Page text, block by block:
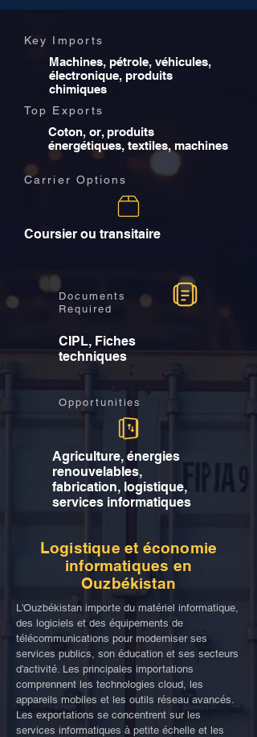
Key Imports
Machines, pétrole, véhicules,
électronique, produits
chimiques
Top Exports
Coton, or, produits
énergétiques, textiles, machines
Carrier Options
Coursier ou transitaire
Documents
Required
CIPL, Fiches
techniques
Opportunities
Agriculture, énergies
renouvelables,
fabrication, logistique,
services informatiques
Logistique et économie
informatiques en
Ouzbékistan
L'Ouzbékistan importe du matériel informatique,
des logiciels et des équipements de
télécommunications pour moderniser ses
services publics, son éducation et ses secteurs
d'activité. Les principales importations
comprennent les technologies cloud, les
appareils mobiles et les outils réseau avancés.
Les exportations se concentrent sur les
services informatiques à petite échelle et les